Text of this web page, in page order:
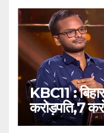
KBC11 :
करोड़पति,7